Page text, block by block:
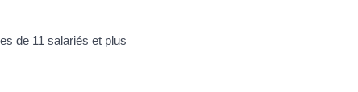
de 11 salariés et plus